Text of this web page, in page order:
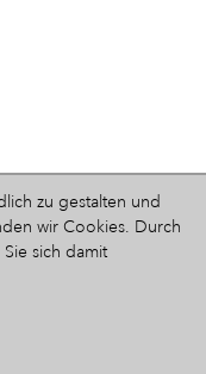
zu gestalten und
wir Cookies. Durch
sich damit